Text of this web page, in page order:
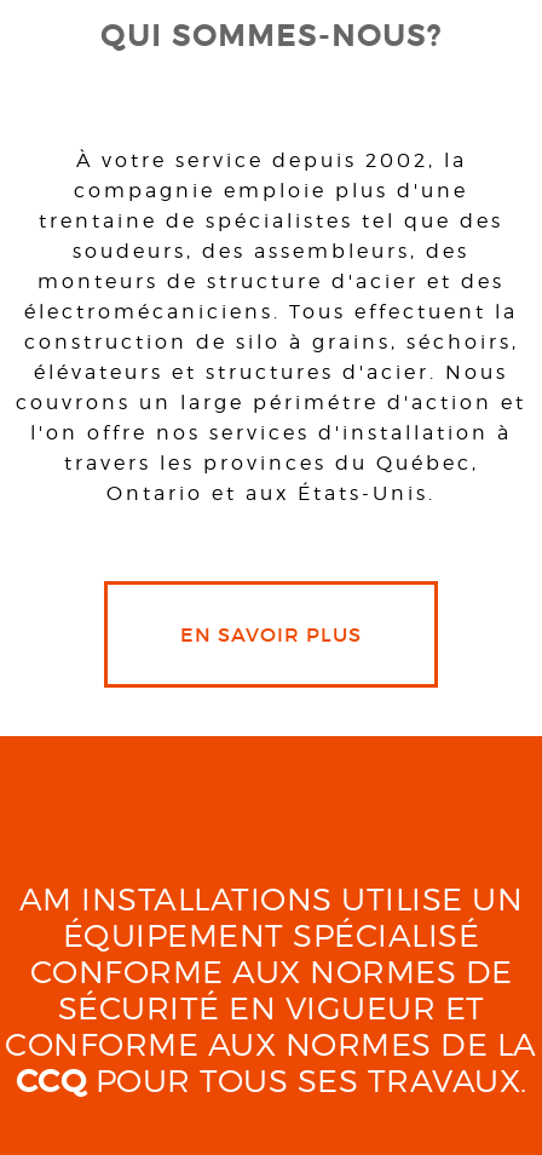
QUI SOMMES-NOUS?
À votre service depuis 2002, la
compagnie emploie plus d'une
trentaine de spécialistes tel que des
soudeurs, des assembleurs, des
monteurs de structure d'acier et des
électromécaniciens. Tous effectuent la
construction de silo à grains, séchoirs,
élévateurs et structures d'acier. Nous
couvrons un large périmétre d'action et
l'on offre nos services d'installation à
travers les provinces du Québec,
Ontario et aux États-Unis.
EN SAVOIR PLUS
AM INSTALLATIONS UTILISE UN
ÉQUIPEMENT SPÉCIALISÉ
CONFORME AUX NORMES DE
SÉCURITÉ EN VIGUEUR ET
CONFORME AUX NORMES DE LA
CCQPOUR TOUS SES TRAVAUX.